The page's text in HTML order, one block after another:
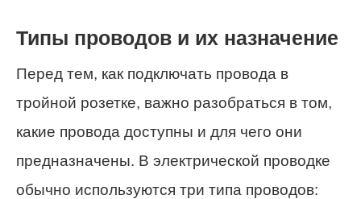
Типы проводов и их назначение
Перед тем, как подключать провода в
тройной розетке, важно разобраться в том,
какие провода доступны и для чего они
предназначены. В электрической проводке
обычно используются три типа проводов: